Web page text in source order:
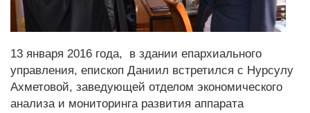
13 января 2016 года, в здании епархиального
управления, епископ Даниил встретился с Нурсулу
Ахметовой, заведующей отделом экономического
анализа и мониторинга развития аппарата